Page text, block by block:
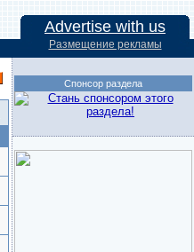
Advertise with us
Размещение рекламы
Спонсор раздела